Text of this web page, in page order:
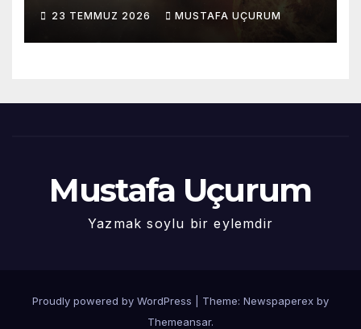
23 TEMMUZ 2026 MUSTAFA UÇURUM
Mustafa Uçurum
Yazmak soylu bir eylemdir
Proudly powered by WordPress
Theme: Newspaperex by
Themeansar.